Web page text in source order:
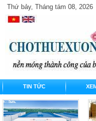
Thứ bảy, Tháng tám 08, 2026
TIN TỨC